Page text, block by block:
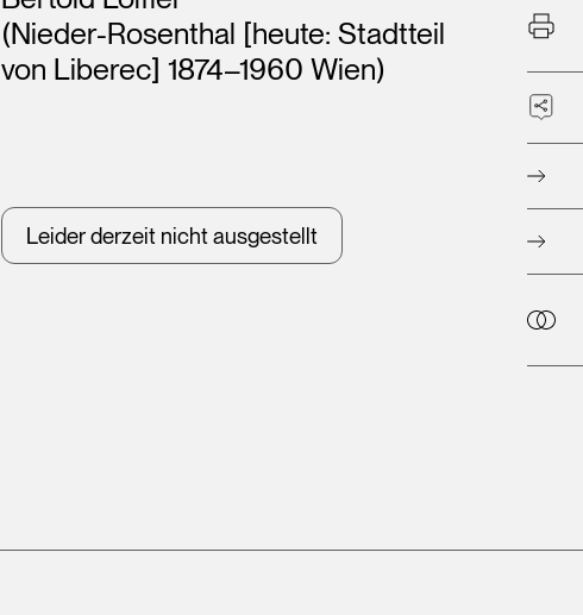
(Nieder-Rosenthal [heute: Stadtteil
von Liberec] 1874–1960 Wien)
Leider derzeit nicht ausgestellt